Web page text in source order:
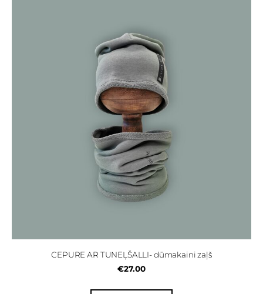
CEPURE AR TUNEĻŠALLI- dūmakaini zaļš
€27.00